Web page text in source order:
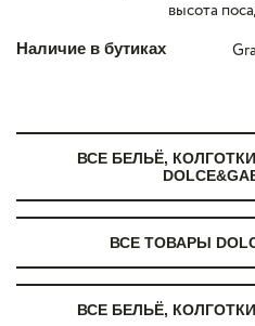
высота
Наличие в бутиках
ВСЕ БЕЛЬЁ,
ВСЕ ТОВАРЫ
ВСЕ БЕЛЬЁ,